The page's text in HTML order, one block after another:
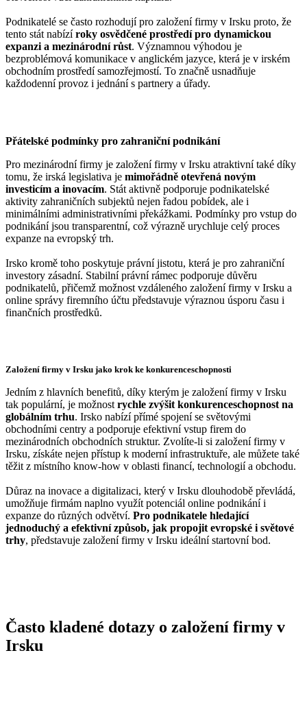
Podnikatelé se často rozhodují pro založení firmy v Irsku proto, že
tento stát nabízíroky osvědčené prostředí pro dynamickou
expanzi a mezinárodní růst. Významnou výhodou je
bezproblémová komunikace v anglickém jazyce, která je v irském
obchodním prostředí samozřejmostí. To značně usnadňuje
každodenní provoz i jednání s partnery a úřady.
Přátelské podmínky pro zahraniční podnikání
Pro mezinárodní firmy je založení firmy v Irsku atraktivní také díky
tomu, že irská legislativa je mimořádně otevřená novým
investicím a inovacím. Stát aktivně podporuje podnikatelské
aktivity zahraničních subjektů nejen řadou pobídek, ale i
minimálními administrativními překážkami. Podmínky pro vstup do
podnikání jsou transparentní, což výrazně urychluje celý proces
expanze na evropský trh.
Irsko kromě toho poskytuje právní jistotu, která je pro zahraniční
investory zásadní. Stabilní právní rámec podporuje důvěru
podnikatelů, přičemž možnost vzdáleného založení firmy v Irsku a
online správy firemního účtu představuje výraznou úsporu času i
finančních prostředků.
Založení firmy v Irsku jako krok ke konkurenceschopnosti
Jedním z hlavních benefitů, díky kterým je založení firmy v Irsku
tak populární, je možnost rychle zvýšit konkurenceschopnost na
globálním trhu. Irsko nabízí přímé spojení se světovými
obchodními centry a podporuje efektivní vstup firem do
mezinárodních obchodních struktur. Zvolíte-li si založení firmy v
Irsku, získáte nejen přístup k moderní infrastruktuře, ale můžete také
těžit z místního know-how v oblasti financí, technologií a obchodu.
Důraz na inovace a digitalizaci, který v Irsku dlouhodobě převládá,
umožňuje firmám naplno využít potenciál online podnikání i
expanze do různých odvětví. Pro podnikatele hledající
jednoduchý a efektivní způsob, jak propojit evropské i světové
trhy, představuje založení firmy v Irsku ideální startovní bod.
Často kladené dotazy o založení firmy v
Irsku